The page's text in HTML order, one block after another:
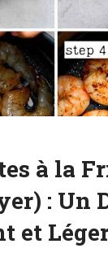
à la
: Un
et